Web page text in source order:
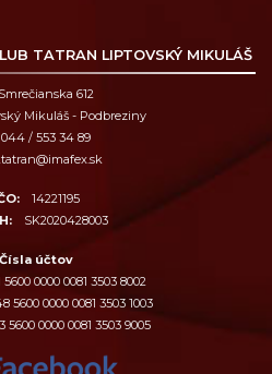
TATRAN LIPTOVSKÝ MIKULÁŠ
Smrečianska 612
Mikuláš - Podbreziny
044 / 553 34 89
14221195
SK2020428003
Čísla účtov
5600 0000 0081 3503 8002
5600 0000 0081 3503 1003
5600 0000 0081 3503 9005